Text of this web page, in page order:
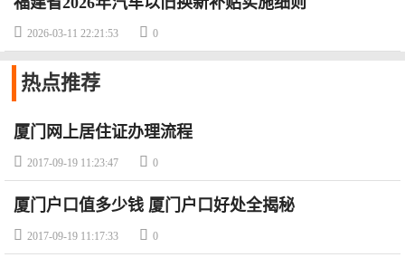
 2026-03-11 22:21:53  0
热点推荐
厦门网上居住证办理流程
 2017-09-19 11:23:47  0
厦门户口值多少钱 厦门户口好处全揭秘
 2017-09-19 11:17:33  0